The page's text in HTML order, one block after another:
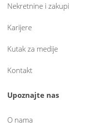
Nekretnine i zakupi
Karijere
Kutak za medije
Kontakt
Upoznajte nas
O nama